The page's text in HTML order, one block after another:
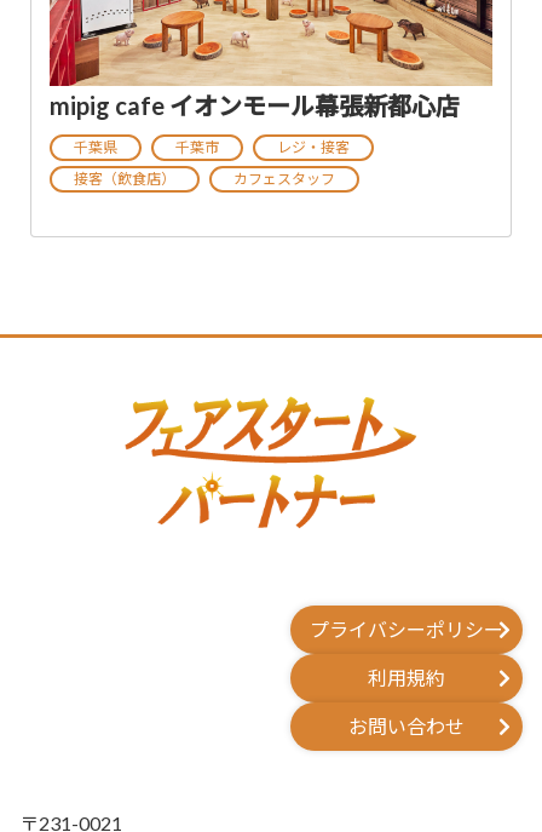
mipig cafe イオンモール幕張新都心店
千葉県 千葉市
レジ・接客
接客（飲食店）
カフェスタッフ
プライバシーポリシー
利用規約
お問い合わせ
〒231-0021